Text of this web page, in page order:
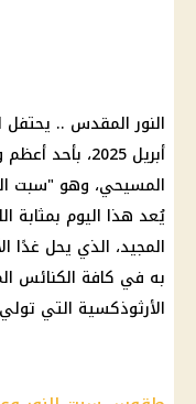
أبريل 2025،
المسيحي، وهو "سبت
يُعد هذا اليوم بمثابة
به في كافة الكنائس
الأرثوذكسية التي